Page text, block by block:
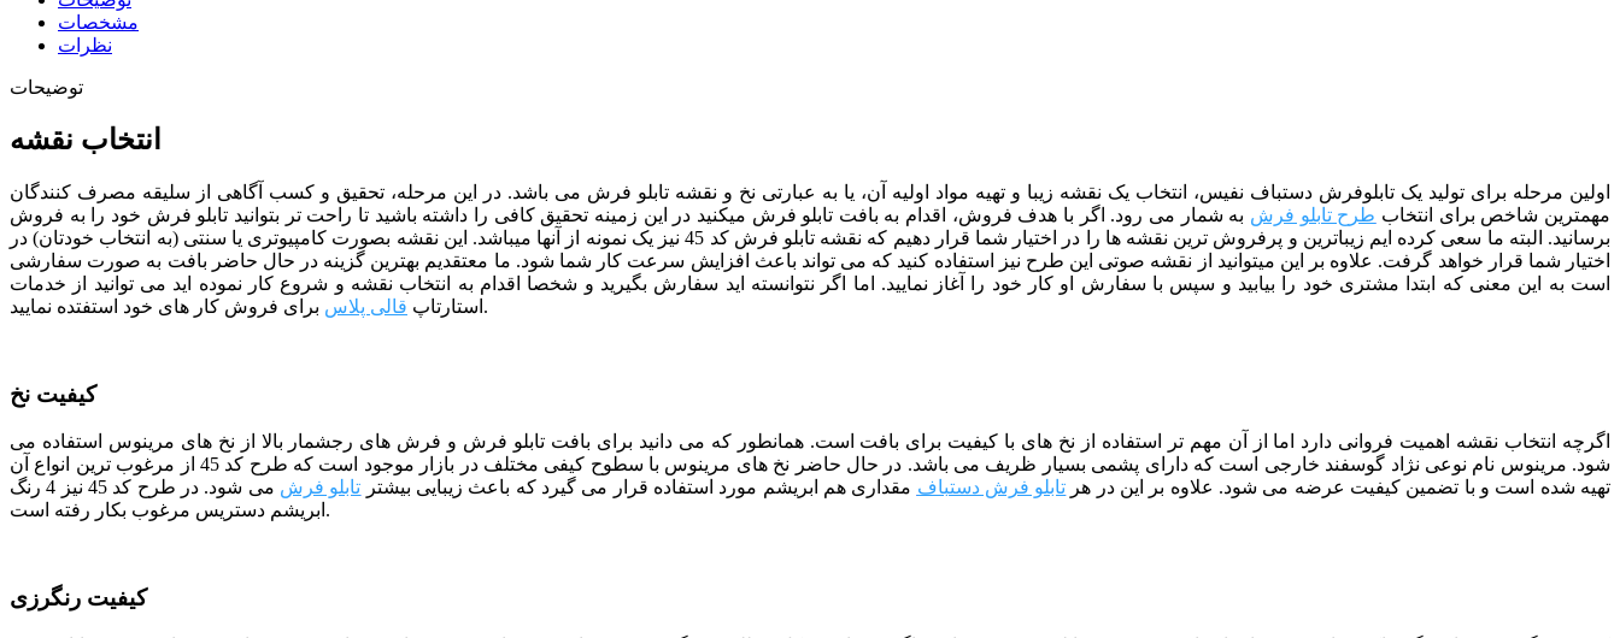
مشخصات
نظرات
توضیحات
انتخاب نقشه
اولین مرحله برای تولید یک تابلوفرش دستباف نفیس، انتخاب یک نقشه زیبا و تهیه مواد اولیه آن، یا به عبارتی نخ و نقشه تابلو فرش می باشد. در این مرحله، تحقیق و کسب آگاهی از سلیقه مصرف کنندگان
مهمترین شاخص برای انتخاب طرح تابلو فرش به شمار می رود. اگر با هدف فروش، اقدام به بافت تابلو فرش میکنید در این زمینه تحقیق کافی را داشته باشید تا راحت تر بتوانید تابلو فرش خود را به فروش
برسانید. البته ما سعی کرده ایم زیباترین و پرفروش ترین نقشه ها را در اختیار شما قرار دهیم که نقشه تابلو فرش کد 45 نیز یک نمونه از آنها میباشد. این نقشه بصورت کامپیوتری یا سنتی (به انتخاب خودتان) در
اختیار شما قرار خواهد گرفت. علاوه بر این میتوانید از نقشه صوتی این طرح نیز استفاده کنید که می تواند باعث افزایش سرعت کار شما شود. ما معتقدیم بهترین گزینه در حال حاضر بافت به صورت سفارشی
است به این معنی که ابتدا مشتری خود را بیابید و سپس با سفارش او کار خود را آغاز نمایید. اما اگر نتوانسته اید سفارش بگیرید و شخصا اقدام به انتخاب نقشه و شروع کار نموده اید می توانید از خدمات
استارتاپ قالی پلاس برای فروش کار های خود استفتده نمایید.
کیفیت نخ
اگرچه انتخاب نقشه اهمیت فروانی دارد اما از آن مهم تر استفاده از نخ های با کیفیت برای بافت است. همانطور که می دانید برای بافت تابلو فرش و فرش های رجشمار بالا از نخ های مرینوس استفاده می
شود. مرینوس نام نوعی نژاد گوسفند خارجی است که دارای پشمی بسیار ظریف می باشد. در حال حاضر نخ های مرینوس با سطوح کیفی مختلف در بازار موجود است که طرح کد 45 از مرغوب ترین انواع آن
تهیه شده است و با تضمین کیفیت عرضه می شود. علاوه بر این در هر تابلو فرش دستباف مقداری هم ابریشم مورد استفاده قرار می گیرد که باعث زیبایی بیشتر تابلو فرش
می شود. در طرح کد 45 نیز 4 رنگ
ابریشم دستریس مرغوب بکار رفته است.
کیفیت رنگرزی